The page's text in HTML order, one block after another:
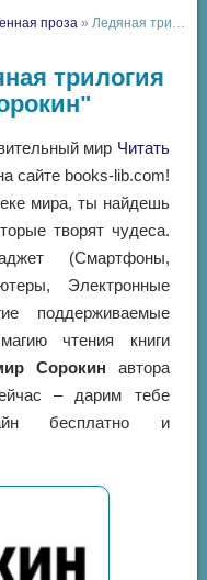
проза » Ледяная трилогия - Владимир Сорокин
трилогия
мир Читать
сайте books-lib.com!
мира, ты найдешь
творят чудеса.
(Смартфоны,
Электронные
поддерживаемые
чтения книги
Сорокин автора
– дарим тебе
бесплатно и